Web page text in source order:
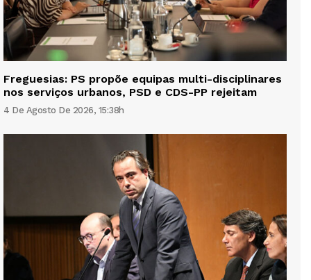
Freguesias: PS propõe equipas multi-disciplinares
nos serviços urbanos, PSD e CDS-PP rejeitam
4 De Agosto De 2026, 15:38h